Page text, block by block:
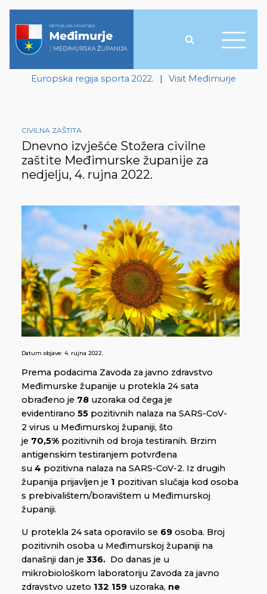
Europska regija sporta 2022. | Visit Međimurje
CIVILNA ZAŠTITA
Dnevno izvješće Stožera civilne
zaštite Međimurske županije za
nedjelju, 4. rujna 2022.
Datum objave: 4. rujna 2022.
Prema podacima Zavoda za javno zdravstvo
Međimurske županije u protekla 24 sata
obrađeno je 78 uzoraka od čega je
evidentirano 55 pozitivnih nalaza na SARS-CoV-
2 virus u Međimurskoj županiji, što
je 70,5% pozitivnih od broja testiranih. Brzim
antigenskim testiranjem potvrđena
su 4 pozitivna nalaza na SARS-CoV-2. Iz drugih
županija prijavljen je 1 pozitivan slučaja kod osoba
s prebivalištem/boravištem u Međimurskoj
županiji.
U protekla 24 sata oporavilo se 69 osoba. Broj
pozitivnih osoba u Međimurskoj županiji na
današnji dan je 336. Do danas je u
mikrobiološkom laboratoriju Zavoda za javno
zdravstvo uzeto 132 159 uzoraka, ne